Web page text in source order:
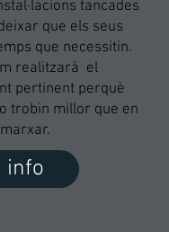
tancades
que els seus
que necessitin.
realitzarà el
pertinent perquè
trobin millor que en
marxar.
info